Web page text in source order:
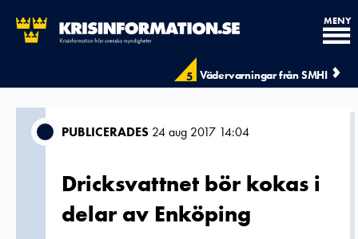
5 Vädervarningar från SMHI
MENY
PUBLICERADES 24 aug 2017 14:04
Dricksvattnet bör kokas i
delar av Enköping